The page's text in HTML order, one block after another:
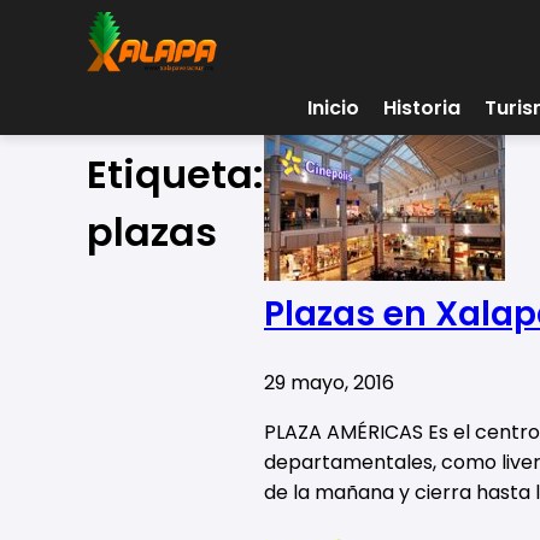
Inicio Historia
Etiqueta:
plazas
Plazas en
29 mayo, 2016
PLAZA AMÉRICAS Es el
departamentales, como
de la mañana y cierra hasta